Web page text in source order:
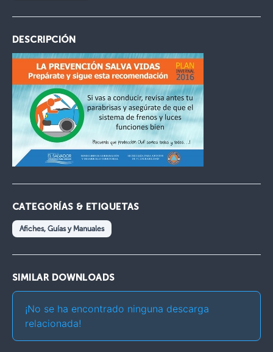
DESCRIPCIÓN
CATEGORÍAS & ETIQUETAS
Afiches, Guías y Manuales
SIMILAR DOWNLOADS
¡No se ha encontrado ninguna descarga
relacionada!